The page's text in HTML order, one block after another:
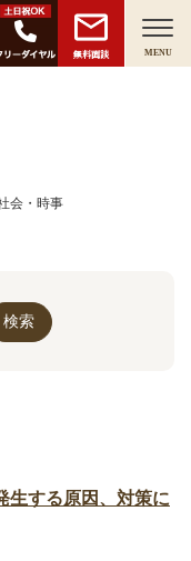
無料面談 MENU
会・時事
生する原因、対策に